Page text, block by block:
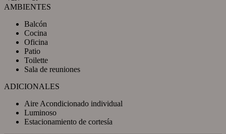
AMBIENTES
Balcón
Cocina
Oficina
Patio
Toilette
Sala de reuniones
ADICIONALES
Aire Acondicionado individual
Luminoso
Estacionamiento de cortesía